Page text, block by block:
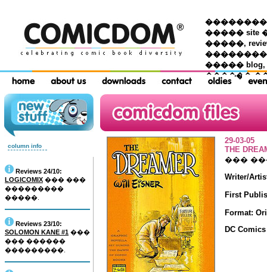
���������
����� site
�����,
����� blog,
������
column info
Reviews 24/10:
LOGICOMIX ��� ���
���������
�����.
Reviews 23/10:
SOLOMON KANE #1 ���
��� ������
���������.
29-03-05
THE
���
Writer/
First
Format:
DC Comics